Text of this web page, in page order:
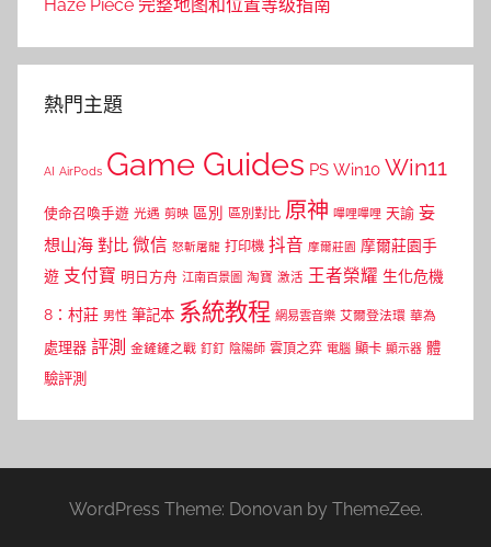
Haze Piece 完整地图和位置等级指南
熱門主題
AI AirPods Game Guides PS Win10 Win11
使命召喚手遊 光遇 剪映 區別 區別對比 原神 嗶哩嗶哩 天諭 妄
想山海 對比 微信 怒斬屠龍 打印機 抖音 摩爾莊園 摩爾莊園手
遊 支付寶 明日方舟 江南百景圖 淘寶 激活 王者榮耀 生化危機
8：村莊 男性 筆記本 系統教程 網易雲音樂 艾爾登法環 華為
處理器 評測 金鏟鏟之戰 釘釘 陰陽師 雲頂之弈 電腦 顯卡 顯示器 體
驗評測
WordPress Theme: Donovan by ThemeZee.